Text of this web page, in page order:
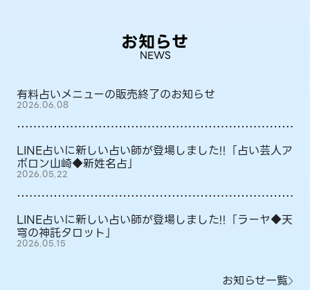
お知らせ
NEWS
有料占いメニューの販売終了のお知らせ
2026.06.08
LINE占いに新しい占い師が登場しました!!「占い芸人ア
ポロン山崎◆新姓名占」
2026.05.22
LINE占いに新しい占い師が登場しました!!「ラーヤ◆天
穹の神託タロット」
2026.05.15
お知らせ一覧